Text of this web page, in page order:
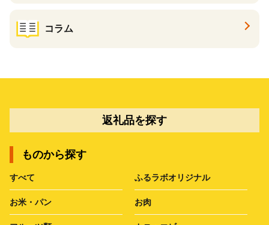
コラム
返礼品を探す
ものから探す
すべて ふるラボオリジナル
お米・パン お肉